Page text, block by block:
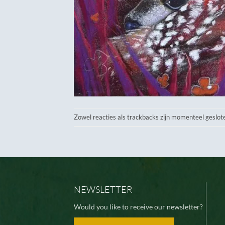
Zowel reacties als trackbacks zijn momenteel
NEWSLETTER
Would you like to receive our newsletter?